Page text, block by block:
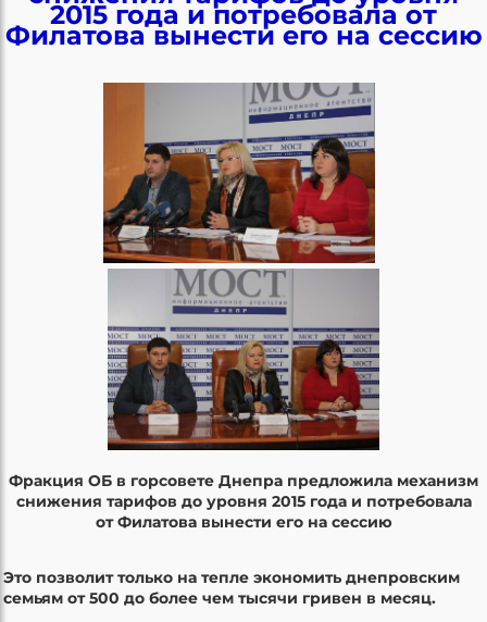
2015 года и потребовала от
Филатова вынести его на сессию
Фракция ОБ в горсовете Днепра предложила механизм
снижения тарифов до уровня 2015 года и потребовала
от Филатова вынести его на сессию
Это позволит только на тепле экономить днепровским
семьям от 500 до более чем тысячи гривен в месяц.